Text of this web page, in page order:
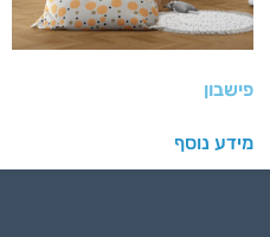
פישבון
מידע נוסף